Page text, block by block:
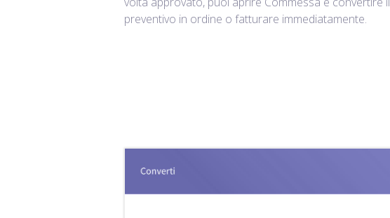
preventivo in ordine o fatturare immediatamente.